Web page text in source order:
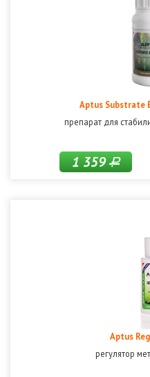
Aptus Substrate
препарат для
1 359Р
Aptus
регулятор